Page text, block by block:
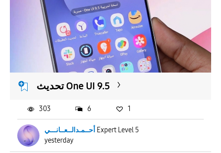
تحديث One UI 9.5
أحــمـدالــعــانـــي Expert Level 5
yesterday
303 6 1